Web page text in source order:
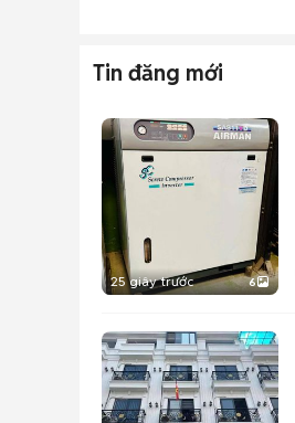
Tin đăng mới
25 giây trước 6